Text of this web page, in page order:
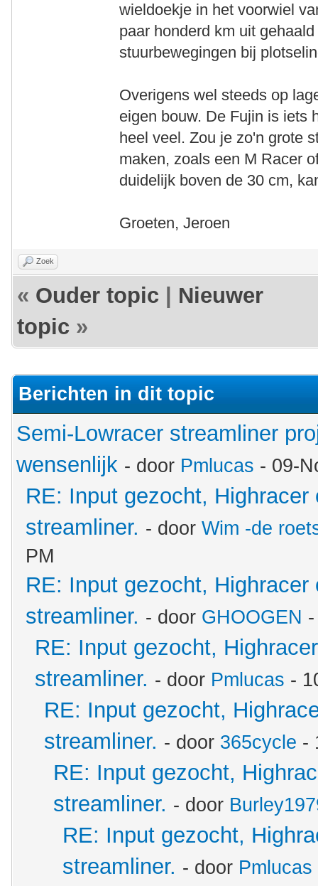
wieldoekje in het voorwiel
paar honderd km uit
stuurbewegingen bij
Overigens wel steeds op
eigen bouw. De Fujin is iets
heel veel. Zou je zo'n grote
maken, zoals een M Racer
duidelijk boven de 30 cm,
Groeten, Jeroen
Zoek
« Ouder topic
Nieuwer
topic »
Berichten in dit topic
Semi-Lowracer streamliner
wensenlijk - door Pmlucas - 09-
RE: Input gezocht, Highracer
streamliner. - door Wim -de
PM
RE: Input gezocht, Highracer
streamliner. - door GHOOGEN
RE: Input gezocht,
streamliner. - door Pmlucas -
RE: Input gezocht,
streamliner. - door 365cycle -
RE: Input gezocht,
streamliner. - door
RE: Input gezocht,
streamliner. - door Pmlucas